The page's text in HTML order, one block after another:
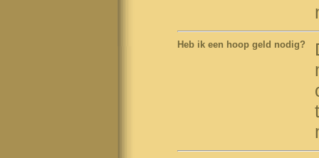
Heb ik een hoop geld nodig?